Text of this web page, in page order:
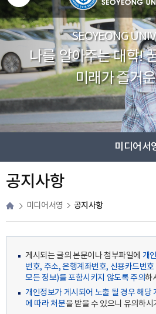
SEOYEONG
나를 알아주는 대학!
미래가 즐거
미디어서
공지사항
미디어서영 공지사항
게시되는 글의 본문이나 첨부파일에 개
번호, 주소, 은행계좌번호, 신용카드번
모든 정보)를 포함시키지 않도록 주의하
개인정보가 게시되어 노출 될 경우 해당
에 따라 처분을 받을 수 있으니 유의하시